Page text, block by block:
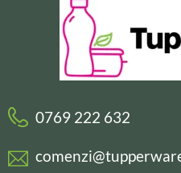
0769 222 632